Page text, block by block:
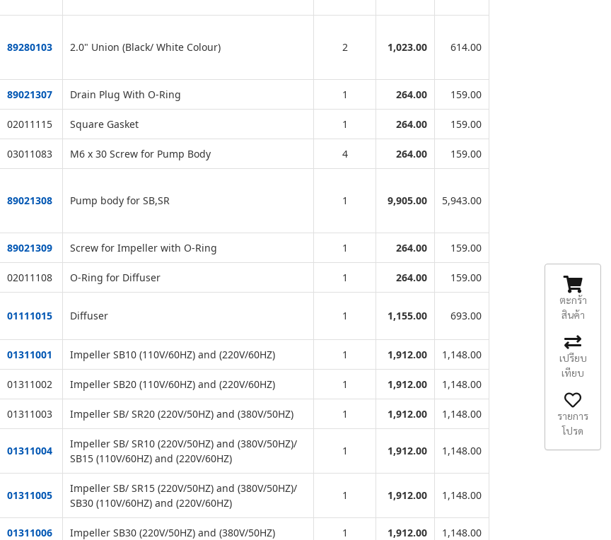
89280103 2.0" Union (Black/ White Colour) 2 1,023.00 614.00
89021307 Drain Plug With O-Ring 1 264.00 159.00
02011115 Square Gasket 1 264.00 159.00
03011083 M6 x 30 Screw for Pump Body 4 264.00 159.00
89021308 Pump body for SB,SR 1 9,905.00 5,943.00
89021309 Screw for Impeller with O-Ring 1 264.00 159.00
02011108 O-Ring for Diffuser 1 264.00 159.00
01111015 Diffuser 1 1,155.00 693.00
01311001 Impeller SB10 (110V/60HZ) and (220V/60HZ) 1 1,912.00 1,148.00
01311002 Impeller SB20 (110V/60HZ) and (220V/60HZ) 1 1,912.00 1,148.00
01311003 Impeller SB/ SR20 (220V/50HZ) and (380V/50HZ) 1 1,912.00 1,148.00
01311004
Impeller SB/ SR10 (220V/50HZ) and (380V/50HZ)/
SB15 (110V/60HZ) and (220V/60HZ)
1 1,912.00 1,148.00
01311005
Impeller SB/ SR15 (220V/50HZ) and (380V/50HZ)/
SB30 (110V/60HZ) and (220V/60HZ)
1 1,912.00 1,148.00
01311006 Impeller SB30 (220V/50HZ) and (380V/50HZ) 1 1,912.00 1,148.00
ตะกร้า
สินค้า
เปรียบ
เทียบ
รายการ
โปรด